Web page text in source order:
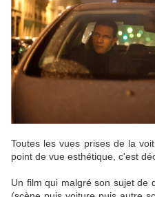
Toutes les vues prises de la
point de vue esthétique, c'est
Un film qui malgré son sujet de